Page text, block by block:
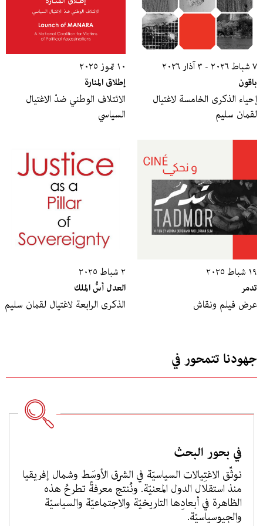
٧ شباط ٢٠٢٦ - ٣ آذار ٢٠٢٦
باقون
إحياء الذكرى الخامسة لاغتيال
لقمان سليم
١٠ تموز ٢٠٢٥
إطلاق المنارة
الائتلاف الوطني ضدّ الاغتيال
السياسي
١٩ شباط ٢٠٢٥
تدمر
عرض فيلم ونقاش
٢ شباط ٢٠٢٥
العدل أسُّ الملك
الذكرى الرابعة لاغتيال لقمان سليم
جهودنا تتمحور في
في بحور البحث
نوثِّق الاغتِيالات السياسيّة في الشرق الأوسَط وشمال إفريقيا
منذ استقلال الدول المعنيّة. ونُنتج معرفةً تطرحُ هذه
الظاهرة في أبعادِها التاريخيّة والاجتماعيّة والسياسيّة
والجيوسياسيّة.